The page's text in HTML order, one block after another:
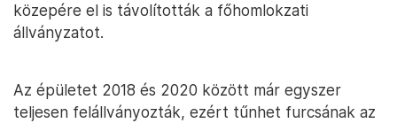
közepére el is távolították a főhomlokzati
állványzatot.
Az épületet 2018 és 2020 között már egyszer
teljesen felállványozták, ezért tűnhet furcsának az